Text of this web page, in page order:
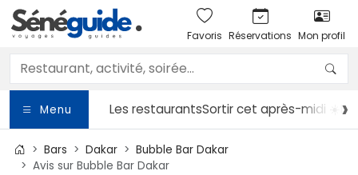
Favoris Réservations Mon profil
Menu Les restaurantsSortircet après-midi ☀️
Bars Dakar
Bubble Bar Dakar
Avis sur Bubble Bar Dakar